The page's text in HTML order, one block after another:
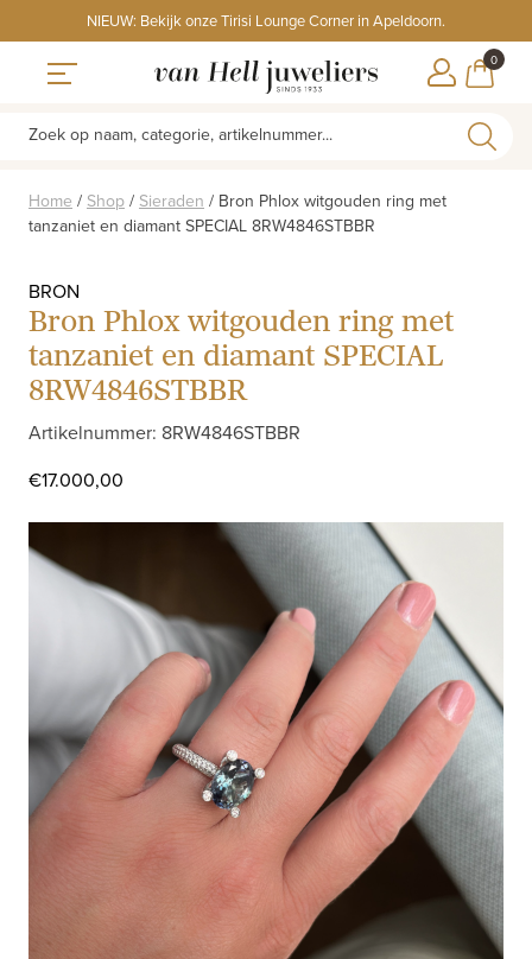
to
content
NIEUW: Bekijk onze Tirisi Lounge Corner in Apeldoorn.
0
Zoek op naam, categorie, artikelnummer...
Home / Shop / Sieraden / Bron Phlox witgouden ring met
tanzaniet en diamant SPECIAL 8RW4846STBBR
BRON
Bron Phlox witgouden ring met
tanzaniet en diamant SPECIAL
8RW4846STBBR
Artikelnummer: 8RW4846STBBR
€17.000,00